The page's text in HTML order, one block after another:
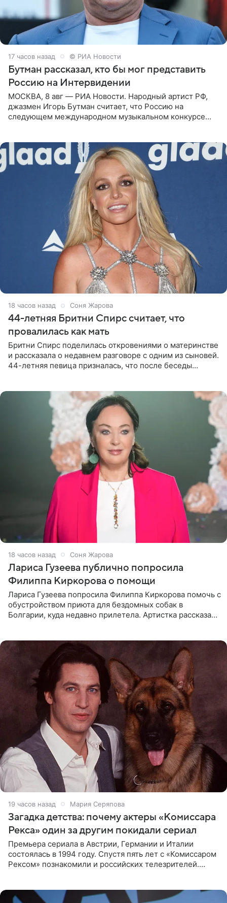
17 часов назад © РИА Новости
Бутман рассказал, кто бы мог представить
Россию на Интервидении
МОСКВА, 8 авг — РИА Новости. Народный артист РФ,
джазмен Игорь Бутман считает, что Россию на
следующем международном музыкальном конкурсе
18 часов назад Соня Жарова
44-летняя Бритни Спирс считает, что
провалилась как мать
Бритни Спирс поделилась откровениями о материнстве
и рассказала о недавнем разговоре с одним из сыновей.
44-летняя певица призналась, что после беседы
18 часов назад Соня Жарова
Лариса Гузеева публично попросила
Филиппа Киркорова о помощи
Лариса Гузеева попросила Филиппа Киркорова помочь с
обустройством приюта для бездомных собак в
Болгарии, куда недавно прилетела. Артистка рассказала
19 часов назад Мария Серяпова
Загадка детства: почему актеры «Комиссара
Рекса» один за другим покидали сериал
Премьера сериала в Австрии, Германии и Италии
состоялась в 1994 году. Спустя пять лет с «Комиссаром
Рексом» познакомили и российских телезрителей.